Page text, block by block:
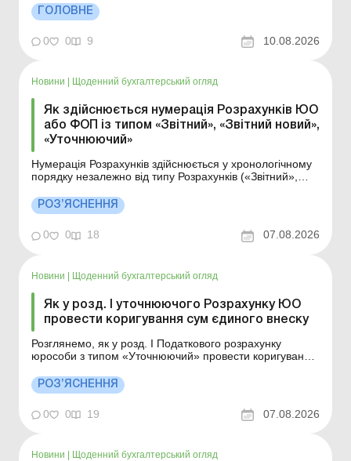
тематичні статті від наших експертів. Якщо у вас під
рукою Календар бухгалтера від Uteka, ви не
пропустите важливі дати для бухгалтера. Прийняті с...
ГОЛОВНЕ
0 0 9 10.08.2026
Новини Щоденний бухгалтерський огляд
Як здійснюється нумерація Розрахунків ЮО
або ФОП із типом «Звітний», «Звітний новий»,
«Уточнюючий»
Нумерація Розрахунків здійснюється у хронологічному
порядку незалежно від типу Розрахунків («Звітний»,
звітного (податкового) періоду (місяця – для юросіб,
кварталу – для фізосіб-підприємців та/або осіб, як...
РОЗ’ЯСНЕННЯ
0 0 18 07.08.2026
Новини | Щоденний бухгалтерський огляд
Як у розд. І уточнюючого Розрахунку ЮО
провести коригування сум єдиного внеску
Розглянемо, як у розд. І Податкового розрахунку
юрособи з типом «Уточнюючий» провести коригування
темою: День бухгалтера з Uteka: головні обліково-
податкові зміни липня – 2026! Податковий розрахунок
РОЗ’ЯСНЕННЯ
0 0 19 07.08.2026
Новини | Щоденний бухгалтерський огляд